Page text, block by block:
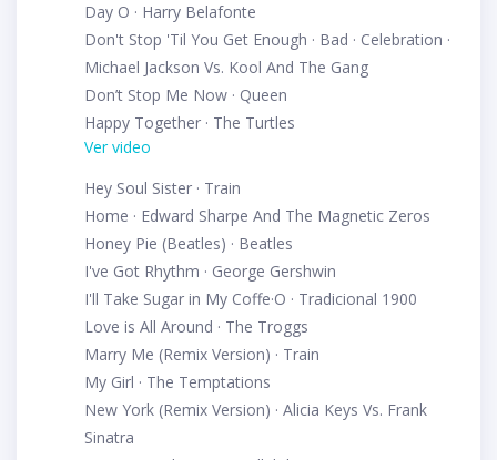
Day O · Harry Belafonte
Don't Stop 'Til You Get Enough · Bad · Celebration ·
Michael Jackson Vs. Kool And The Gang
Don’t Stop Me Now · Queen
Happy Together · The Turtles
Ver video
Hey Soul Sister · Train
Home · Edward Sharpe And The Magnetic Zeros
Honey Pie (Beatles) · Beatles
I've Got Rhythm · George Gershwin
I'll Take Sugar in My Coffe·O · Tradicional 1900
Love is All Around · The Troggs
Marry Me (Remix Version) · Train
My Girl · The Temptations
New York (Remix Version) · Alicia Keys Vs. Frank
Sinatra